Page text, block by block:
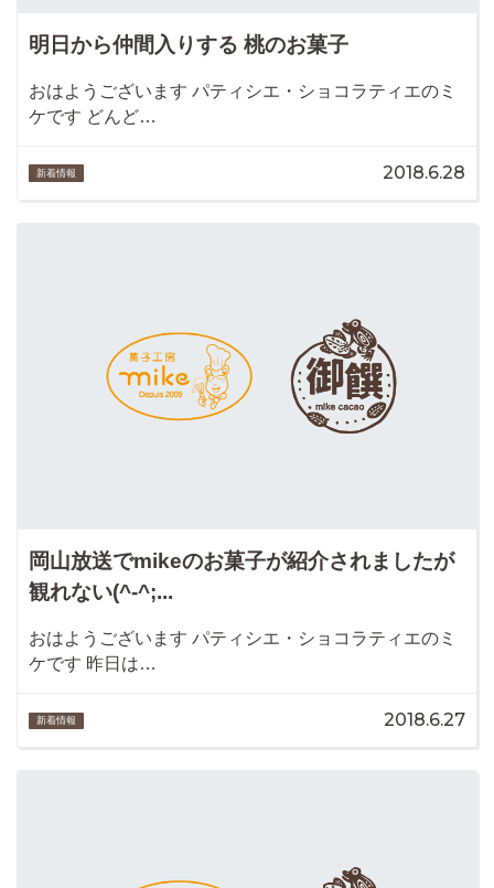
明日から仲間入りする 桃のお菓子
おはようございます パティシエ・ショコラティエのミ
ケです どんど…
新着情報 2018.6.28
岡山放送でmikeのお菓子が紹介されましたが
観れない(^-^;...
おはようございます パティシエ・ショコラティエのミ
ケです 昨日は…
新着情報 2018.6.27